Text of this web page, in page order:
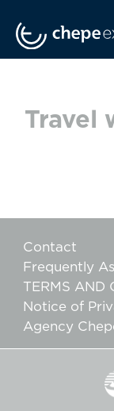
Travel
Contact
Frequently
TERMS AND
Notice of
Agency